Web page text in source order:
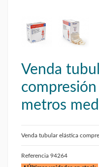
Venda
metros
Venda tubular elástica
Referencia 94264